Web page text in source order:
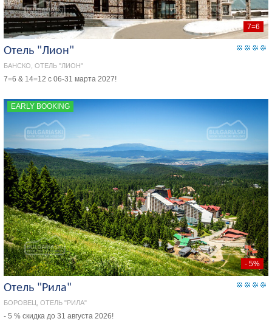
7=6
Отель "Лион"
БАНСКО, ОТЕЛЬ "ЛИОН"
7=6 & 14=12 с 06-31 марта 2027!
EARLY BOOKING
- 5%
Отель "Рила"
БОРОВЕЦ, ОТЕЛЬ "РИЛА"
- 5 % скидка до 31 августа 2026!